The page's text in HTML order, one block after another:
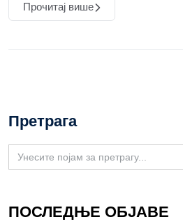
Прочитај више
Претрага
Search
for:
ПОСЛЕДЊЕ ОБЈАВЕ